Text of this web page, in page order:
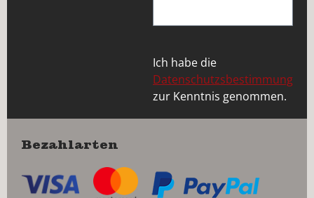
Ich habe die
Datenschutzsbestimmung
zur Kenntnis genommen.
Bezahlarten